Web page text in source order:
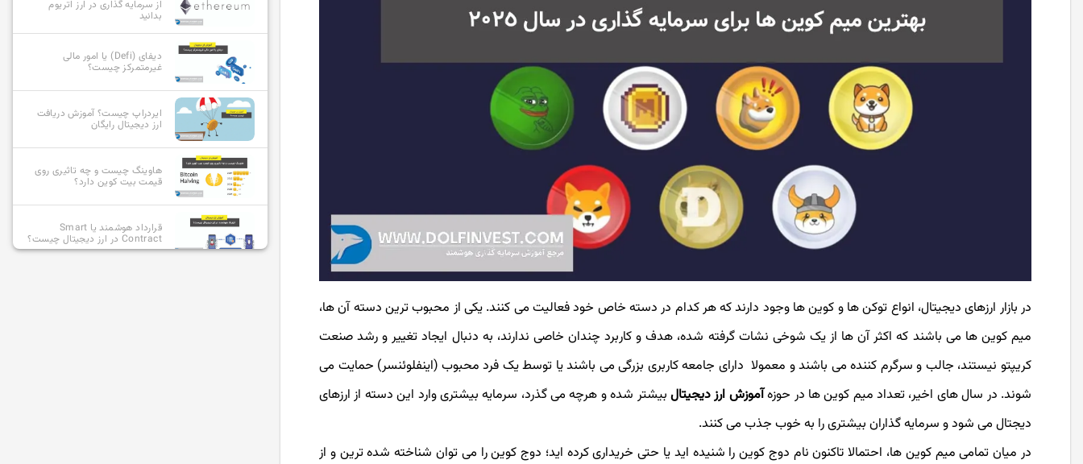
در بازار ارزهای دیجیتال، انواع توکن ها و کوین ها وجود دارند که هر کدام در دسته خاص خود فعالیت می کنند. یکی از محبوب ترین دسته آن ها،
میم کوین ها می باشند که اکثر آن ها از یک شوخی نشات گرفته شده، هدف و کاربرد چندان خاصی ندارند، به دنبال ایجاد تغییر و رشد صنعت
کریپتو نیستند، جالب و سرگرم ‌کننده‌ می باشند و معمولا دارای جامعه کاربری بزرگی می باشند یا توسط یک فرد محبوب (اینفلوئنسر) حمایت می
شوند. در سال های اخیر، تعداد میم کوین ها در حوزهآموزش ارز دیجیتال بیشتر شده و هرچه می گذرد، سرمایه بیشتری وارد این دسته از ارزهای
دیجتال می شود و سرمایه گذاران بیشتری را به خوب جذب می کنند.
در میان تمامی میم کوین ها، احتمالا تاکنون نام دوج کوین را شنیده اید یا حتی خریداری کرده اید؛ دوج کوین را می توان شناخته شده ترین و از
از سرمایه گذاری در ارز اتریوم
بدانید
دیفای (Defi) یا امور مالی
غیرمتمرکز چیست؟
ایردراپ چیست؟ آموزش دریافت
ارز دیجیتال رایگان
هاوینگ چیست و چه تاثیری روی
قیمت بیت کوین دارد؟
قرارداد هوشمند یا Smart
Contract در ارز دیجیتال چیست؟